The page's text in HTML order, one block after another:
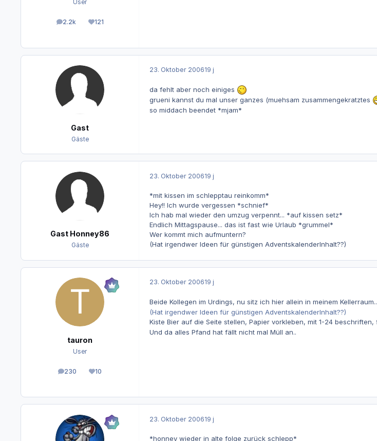
User
2.2k
Beiträge 121
Reputation
Gast
Gäste
23. Oktober 200619 j
da fehlt aber noch einiges
grueni kannst du mal unser ganzes (muehsam zusammengekratztes
so middach beendet *mjam*
Gast Honney86
Gäste
23. Oktober 200619 j
*mit kissen im schlepptau reinkomm*
Hey!! Ich wurde vergessen *schnief*
Ich hab mal wieder den umzug verpennt... *auf kissen setz*
Endlich Mittagspause... das ist fast wie Urlaub *grummel*
Wer kommt mich aufmuntern?
(Hat irgendwer Ideen für günstigen AdventskalenderInhalt??)
tauron
User
230
Beiträge 10
Reputation
23. Oktober 200619 j
Beide Kollegen im Urdings, nu sitz ich hier allein in meinem
(Hat irgendwer Ideen für günstigen AdventskalenderInhalt??)
Kiste Bier auf die Seite stellen, Papier vorkleben, mit 1-24 beschriften,
Und da alles Pfand hat fällt nicht mal Müll an..
23. Oktober 200619 j
*honney wieder in alte folge zurück schlepp*